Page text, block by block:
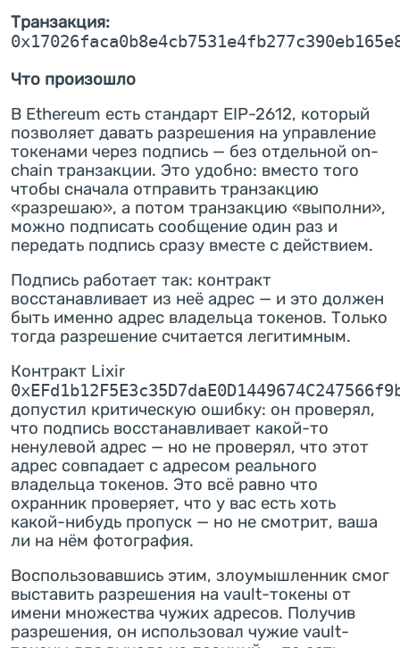
Транзакция:
Что произошло
В Ethereum есть стандарт EIP-2612, который
позволяет давать разрешения на управление
токенами через подпись — без отдельной on-
chain транзакции. Это удобно: вместо того
чтобы сначала отправить транзакцию
«разрешаю», а потом транзакцию «выполни»,
можно подписать сообщение один раз и
передать подпись сразу вместе с действием.
Подпись работает так: контракт
восстанавливает из неё адрес — и это должен
быть именно адрес владельца токенов. Только
тогда разрешение считается легитимным.
Контракт Lixir
допустил критическую ошибку: он проверял,
что подпись восстанавливает какой-то
ненулевой адрес — но не проверял, что этот
адрес совпадает с адресом реального
владельца токенов. Это всё равно что
охранник проверяет, что у вас есть хоть
какой-нибудь пропуск — но не смотрит, ваша
ли на нём фотография.
Воспользовавшись этим, злоумышленник смог
выставить разрешения на vault-токены от
имени множества чужих адресов. Получив
разрешения, он использовал чужие vault-